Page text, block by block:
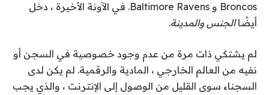
Broncos و Baltimore Ravens. في الآونة الأخيرة ، دخل
أيضًاالجنس والمدينة.
لم يشتكي ذات مرة من عدم وجود خصوصية في السجن أو
نفيه من العالم الخارجي ، المادية والرقمية. لم يكن لدى
السجناء سوى القليل من الوصول إلى الإنترنت ، والذي يجب